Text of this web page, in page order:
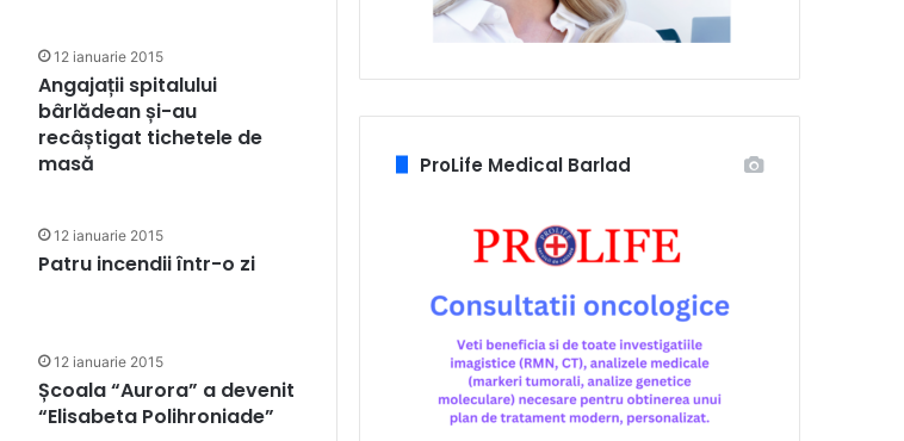
12 ianuarie 2015
Angajații spitalului
bârlădean și-au
recâștigat tichetele de
masă
12 ianuarie 2015
Patru incendii într-o zi
12 ianuarie 2015
Școala “Aurora” a devenit
“Elisabeta Polihroniade”
ProLife Medical Barlad